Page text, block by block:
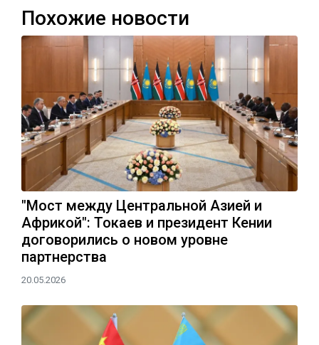
Похожие новости
"Мост между Центральной Азией и
Африкой": Токаев и президент Кении
договорились о новом уровне
партнерства
20.05.2026